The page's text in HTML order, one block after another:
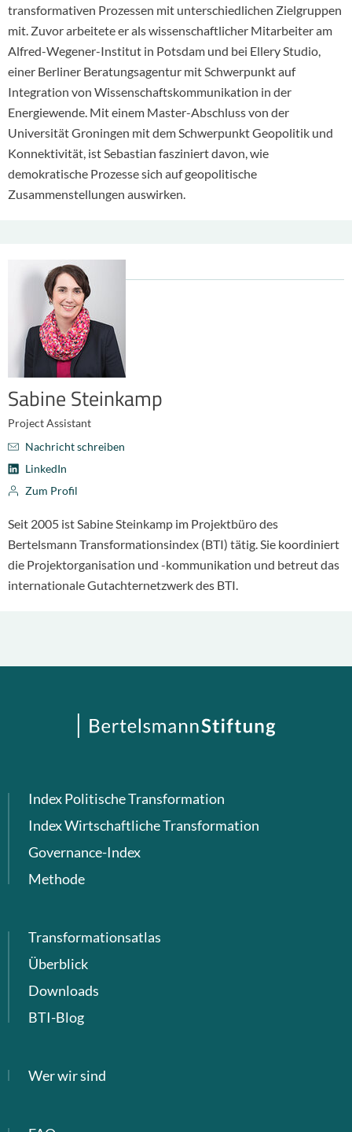
transformativen Prozessen mit unterschiedlichen Zielgruppen
mit. Zuvor arbeitete er als wissenschaftlicher Mitarbeiter am
Alfred-Wegener-Institut in Potsdam und bei Ellery Studio,
einer Berliner Beratungsagentur mit Schwerpunkt auf
Integration von Wissenschaftskommunikation in der
Energiewende. Mit einem Master-Abschluss von der
Universität Groningen mit dem Schwerpunkt Geopolitik und
Konnektivität, ist Sebastian fasziniert davon, wie
demokratische Prozesse sich auf geopolitische
Zusammenstellungen auswirken.
Sabine Steinkamp
Project Assistant
Nachricht schreiben
LinkedIn
Zum Profil
Seit 2005 ist Sabine Steinkamp im Projektbüro des
Bertelsmann Transformationsindex (BTI) tätig. Sie koordiniert
die Projektorganisation und -kommunikation und betreut das
internationale Gutachternetzwerk des BTI.
Index Politische Transformation
Index Wirtschaftliche Transformation
Governance-Index
Methode
Transformationsatlas
Überblick
Downloads
BTI-Blog
Wer wir sind